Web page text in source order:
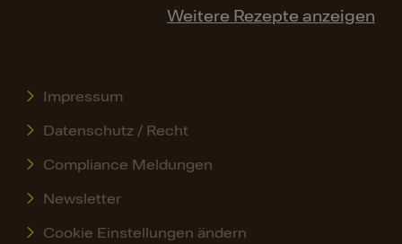
Weitere Rezepte anzeigen
Impressum
Datenschutz / Recht
Compliance Meldungen
Newsletter
Cookie Einstellungen ändern